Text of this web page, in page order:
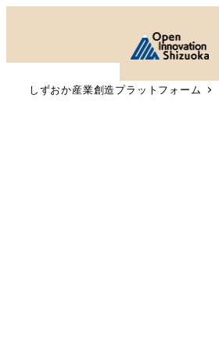
しずおか産業創造プラットフォーム